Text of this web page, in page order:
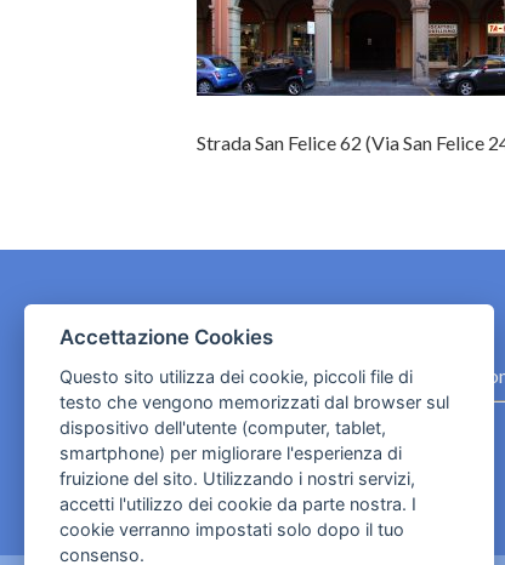
Strada San Felice 62 (Via San Felice
CONTATTI
Cookies e informativa privacy
Accettazione Cookies
Questo sito utilizza dei cookie, piccoli file di
testo che vengono memorizzati dal browser sul
dispositivo dell'utente (computer, tablet,
smartphone) per migliorare l'esperienza di
fruizione del sito. Utilizzando i nostri servizi,
accetti l'utilizzo dei cookie da parte nostra. I
cookie verranno impostati solo dopo il tuo
consenso.